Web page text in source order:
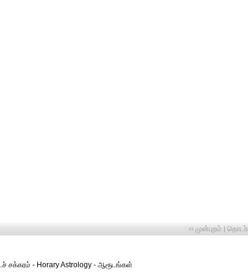
‹‹ முன்புறம் |
சக்கரம் - Horary Astrology - ஆரூடங்கள்